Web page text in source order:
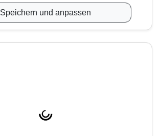
Speichern und anpassen